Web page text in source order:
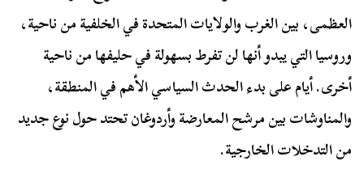
العظمى، بين الغرب والولايات المتحدة في الخلفية من ناحية،
وروسيا التي يبدو أنها لن تفرط بسهولة في حليفها من ناحية
أخرى. أيام على بدء الحدث السياسي الأهم في المنطقة،
والمناوشات بين مرشح المعارضة وأردوغان تحتد حول نوع جديد
من التدخلات الخارجية.